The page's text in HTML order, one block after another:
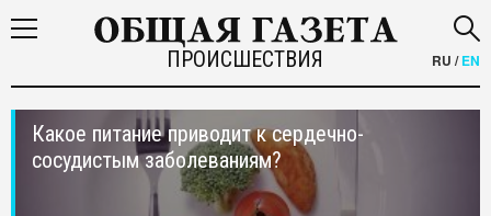
ПРОИСШЕСТВИЯ RU /EN
Какое питание приводит к сердечно-
сосудистым заболеваниям?